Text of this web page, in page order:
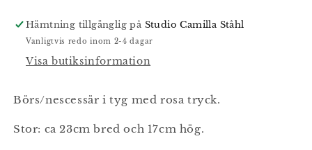
Hämtning tillgänglig på Studio Camilla Ståhl
Vanligtvis redo inom 2-4 dagar
Visa butiksinformation
Börs/nescessär i tyg med rosa tryck.
Stor: ca 23cm bred och 17cm hög.